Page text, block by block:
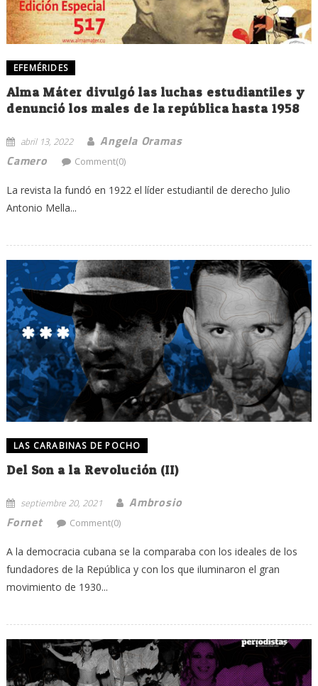
EFEMÉRIDES
Alma Máter divulgó las luchas estudiantiles y
denunció los males de la república hasta 1958
abril 13, 2022
Angela Oramas
Camero
Comment(0)
La revista la fundó en 1922 el líder estudiantil de derecho Julio
Antonio Mella...
LAS CARABINAS DE POCHO
Del Son a la Revolución (II)
septiembre 20, 2021
Ambrosio
Fornet
Comment(0)
A la democracia cubana se la comparaba con los ideales de los
fundadores de la República y con los que iluminaron el gran
movimiento de 1930...